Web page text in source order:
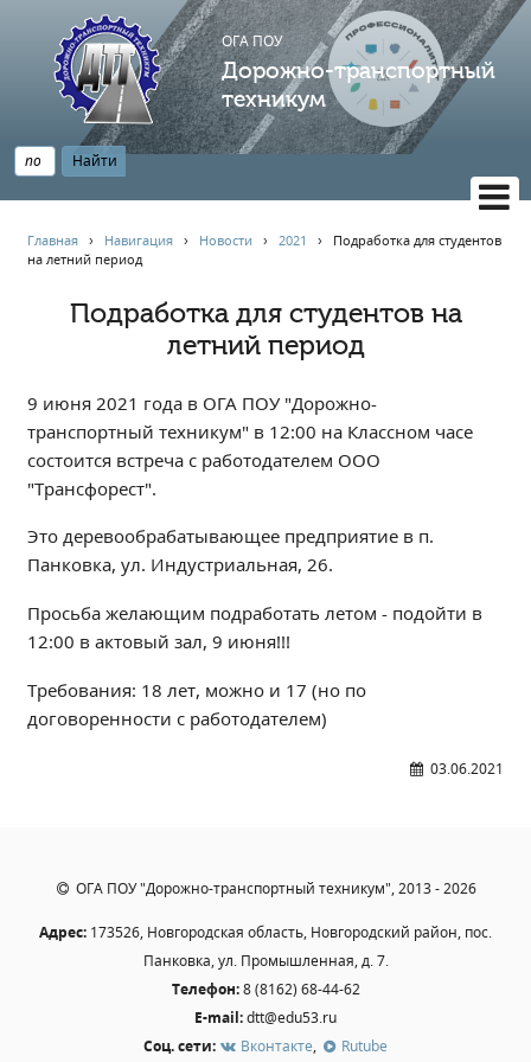
ОГА ПОУ
Дорожно-транспортный
техникум
НАВИГАЦИЯ
Главная
Профессионалитет
Опрос по качеству образования
Новости
Наблюдательный совет
Независимая оценка качества
Профориентация
Обращения онлайн
Контакты
Региональный центр по профилактике ДДТТ
Учебно-производственный комплекс
СВЕДЕНИЯ ОБ ОБРАЗОВАТЕЛЬНОЙ ОРГАНИЗАЦИИ
Основные сведения
Структура и органы управления образовательной
Главная › Навигация › Новости ›2021 › Подработка для студентов
на летний период
Подработка для студентов на
летний период
9 июня 2021 года в ОГА ПОУ "Дорожно-
транспортный техникум" в 12:00 на Классном часе
состоится встреча с работодателем ООО
"Трансфорест".
Это деревообрабатывающее предприятие в п.
Панковка, ул. Индустриальная, 26.
Просьба желающим подработать летом - подойти в
12:00 в актовый зал, 9 июня!!!
Требования: 18 лет, можно и 17 (но по
договоренности с работодателем)
03.06.2021
ОГА ПОУ "Дорожно-транспортный техникум", 2013 - 2026
Адрес: 173526, Новгородская область, Новгородский район, пос.
Панковка, ул. Промышленная, д. 7.
Телефон:8 (8162) 68-44-62
E-mail:dtt@edu53.ru
Соц. сети:
Вконтакте, Rutube